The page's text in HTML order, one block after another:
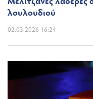
λουλουδιού
02.03.2026 16:24